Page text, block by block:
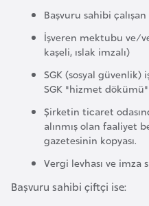
Başvuru sahibi
İşveren mektubu ve/
kaşeli, ıslak imzalı)
SGK (sosyal
SGK "hizmet dökümü"
Şirketin ticaret
alınmış olan faaliyet
gazetesinin kopyası.
Vergi levhası ve imza
Başvuru sahibi çiftçi ise:
k